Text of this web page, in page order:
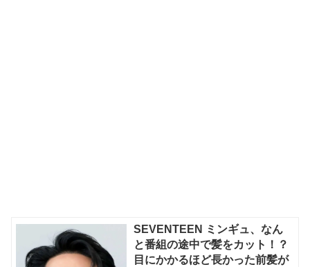
SEVENTEEN ミンギュ、なん
と番組の途中で髪をカット！？
目にかかるほど長かった前髪が